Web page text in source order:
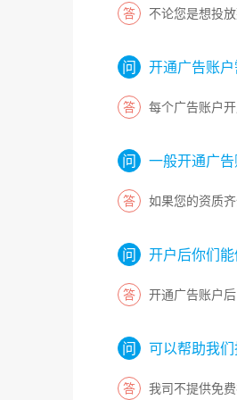
不论您是想投
开通广告账户
每个广告账户
一般开通广告
如果您的资质
开户后你们能
开通广告账户
可以帮助我们
我司不提供免